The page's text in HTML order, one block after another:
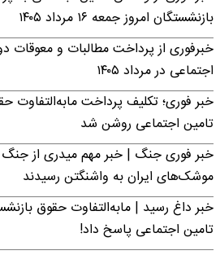
بازنشستگان امروز جمعه ۱۶ مرداد ۱۴۰۵
خبرفوری از پرداخت مطالبات و معوقات
اجتماعی در مرداد ۱۴۰۵
خبر فوری؛ تکلیف پرداخت مابه‌التفاوت
تامین اجتماعی روشن شد
خبر فوری جنگ | خبر مهم میدری از جنگ
موشک‌های ایران به واشنگتن رسیدند
خبر داغ رسید | مابه‌التفاوت حقوق
تامین اجتماعی پاسخ داد!